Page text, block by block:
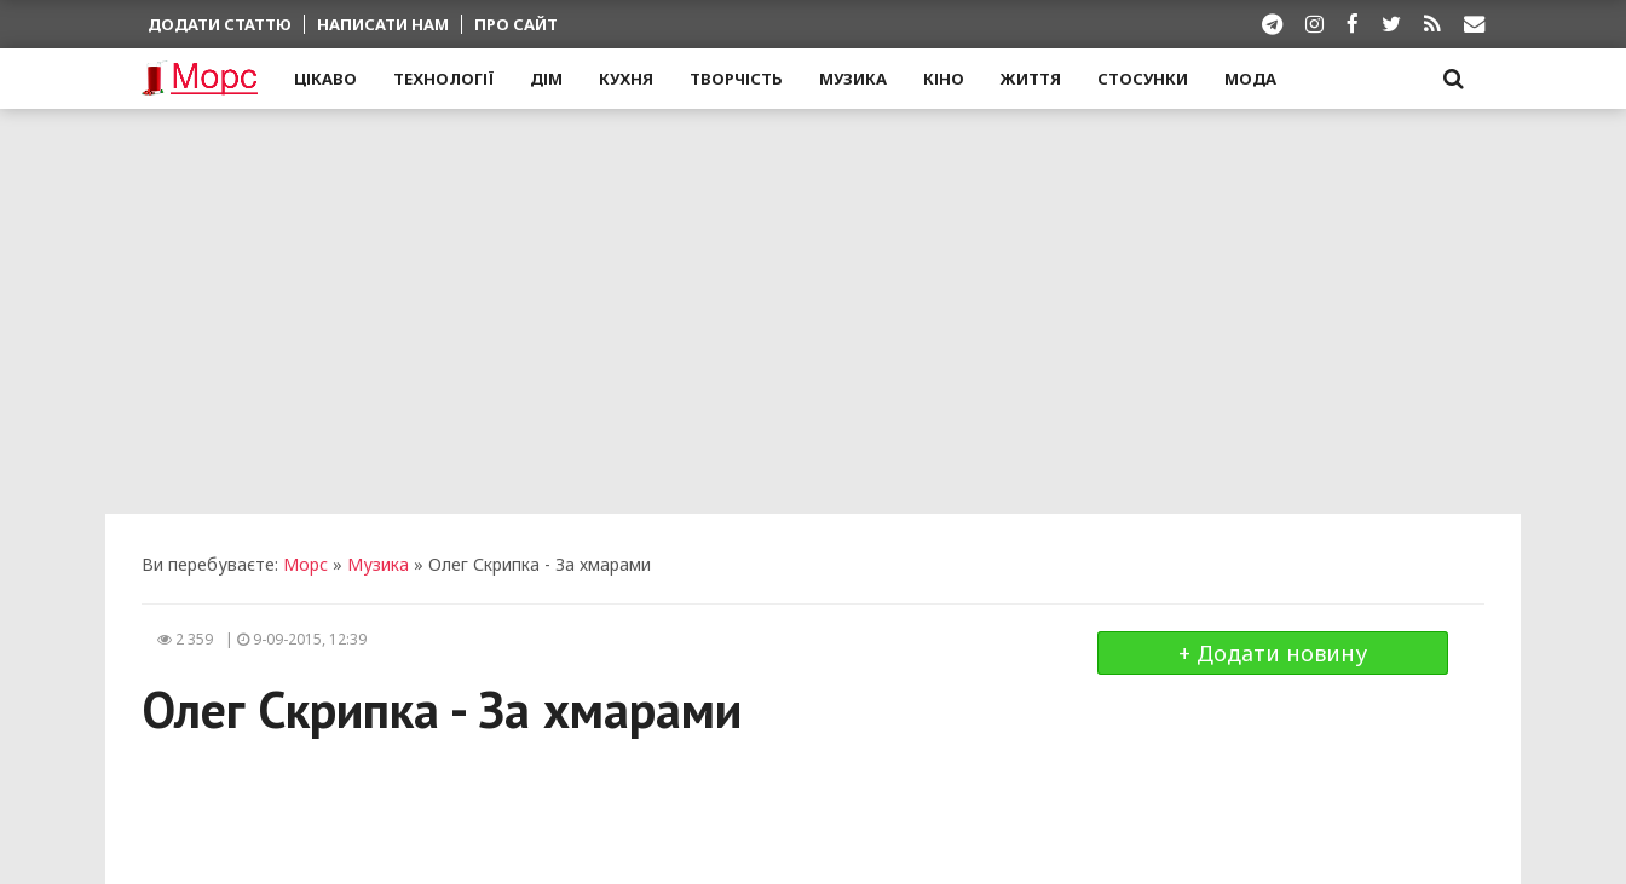
ДОДАТИ СТАТТЮ НАПИСАТИ НАМ ПРО САЙТ
ЦІКАВО ТЕХНОЛОГІЇ ДІМ КУХНЯ ТВОРЧІСТЬ МУЗИКА КІНО ЖИТТЯ СТОСУНКИ МОДА
Ви перебуваєте: Морс » Музика » Олег Скрипка - За хмарами
2 359 | 9-09-2015, 12:39
Олег Скрипка - За хмарами
+ Додати новину